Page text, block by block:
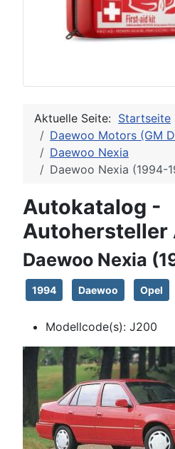
Aktuelle Seite: Startseite
Daewoo Motors (GM
Daewoo Nexia
Daewoo Nexia (1994-
Autokatalog -
Autohersteller
Daewoo Nexia
1994 Daewoo Opel
Modellcode(s): J200